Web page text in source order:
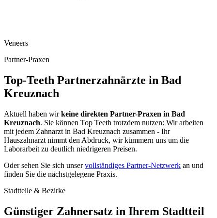
Veneers
Partner-Praxen
Top-Teeth Partnerzahnärzte in Bad
Kreuznach
Aktuell haben wirkeine direkten Partner-Praxen in Bad
Kreuznach. Sie können Top Teeth trotzdem nutzen: Wir arbeiten
mit jedem Zahnarzt in Bad Kreuznach zusammen - Ihr
Hauszahnarzt nimmt den Abdruck, wir kümmern uns um die
Laborarbeit zu deutlich niedrigeren Preisen.
Oder sehen Sie sich unservollständiges Partner-Netzwerk an und
finden Sie die nächstgelegene Praxis.
Stadtteile & Bezirke
Günstiger Zahnersatz in Ihrem Stadtteil